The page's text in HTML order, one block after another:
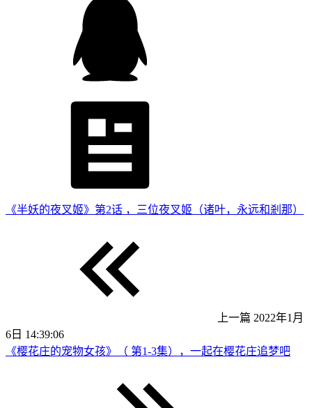
《半妖的夜叉姬》第2话 ，三位夜叉姬（诸叶，永远和剎那）
上一篇 2022年1月
6日 14:39:06
《樱花庄的宠物女孩》（ 第1-3集），一起在樱花庄追梦吧